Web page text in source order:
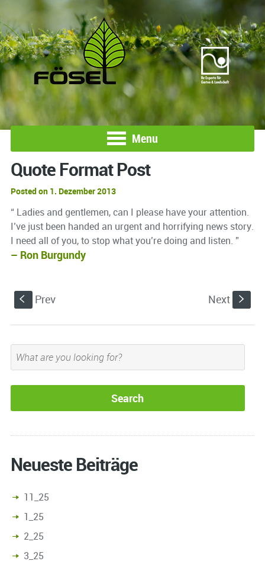
Menu
Quote Format Post
Posted on 1. Dezember 2013
“ Ladies and gentlemen, can I please have your attention.
I’ve just been handed an urgent and horrifying news story.
I need all of you, to stop what you’re doing and listen. ”
– Ron Burgundy
S Prev Next s
Neueste Beiträge
11_25
1_25
2_25
3_25